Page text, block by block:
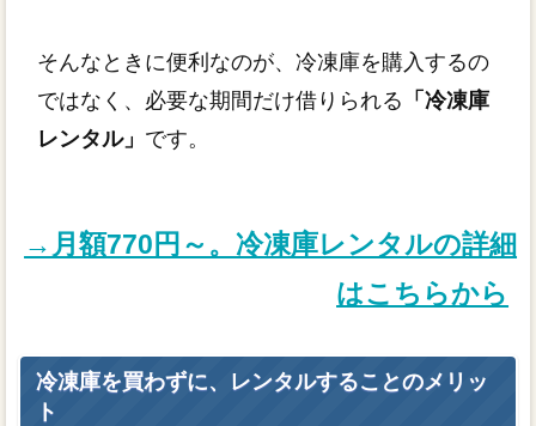
そんなときに便利なのが、冷凍庫を購入するの
ではなく、必要な期間だけ借りられる 「冷凍庫
レンタル」 です。
→月額770円～。冷凍庫レンタルの詳細
はこちらから
冷凍庫を買わずに、レンタルすることのメリッ
ト